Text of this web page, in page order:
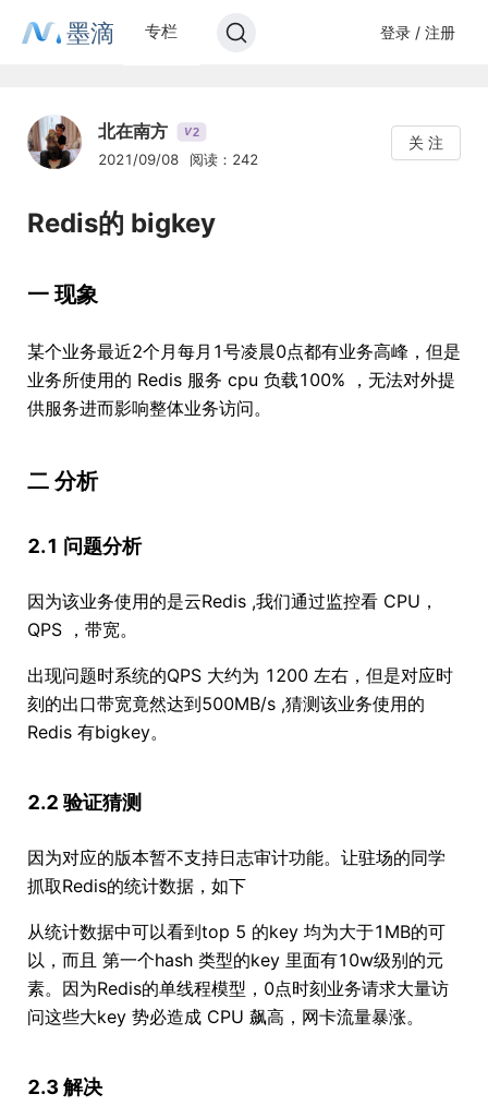
墨滴 专栏 登录 / 注册
北在南方 V2
2021/09/08 阅读：242
关 注
Redis的 bigkey
一 现象
某个业务最近2个月每月1号凌晨0点都有业务高峰，但是
业务所使用的 Redis 服务 cpu 负载100% ，无法对外提
供服务进而影响整体业务访问。
二 分析
2.1 问题分析
因为该业务使用的是云Redis ,我们通过监控看 CPU，
QPS ，带宽。
出现问题时系统的QPS 大约为 1200 左右，但是对应时
刻的出口带宽竟然达到500MB/s ,猜测该业务使用的
Redis 有bigkey。
2.2 验证猜测
因为对应的版本暂不支持日志审计功能。让驻场的同学
抓取Redis的统计数据，如下
从统计数据中可以看到top 5 的key 均为大于1MB的可
以，而且 第一个hash 类型的key 里面有10w级别的元
素。因为Redis的单线程模型，0点时刻业务请求大量访
问这些大key 势必造成 CPU 飙高，网卡流量暴涨。
2.3 解决